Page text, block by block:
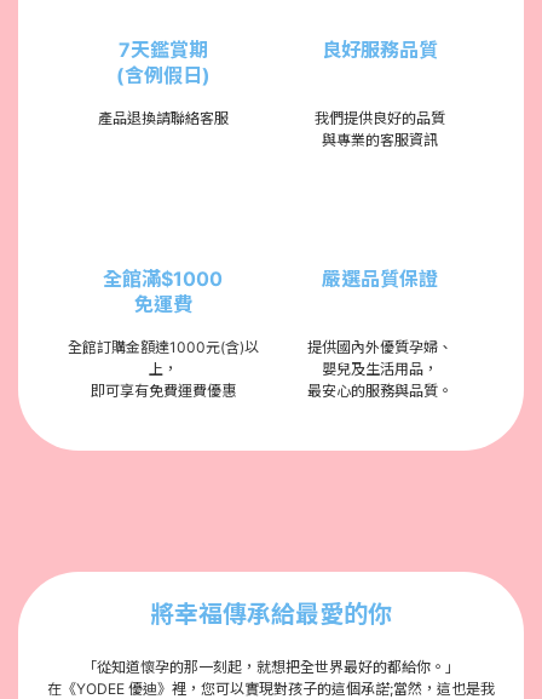
7天鑑賞期
(含例假日)
產品退換請聯絡客服
良好服務品質
我們提供良好的品質
與專業的客服資訊
全館滿$1000
免運費
全館訂購金額達1000元(含)以
上，
即可享有免費運費優惠
嚴選品質保證
提供國內外優質孕婦、
嬰兒及生活用品，
最安心的服務與品質。
將幸福傳承給最愛的你
「從知道懷孕的那一刻起，就想把全世界最好的都給你。」
在《YODEE 優迪》裡，您可以實現對孩子的這個承諾;當然，這也是我